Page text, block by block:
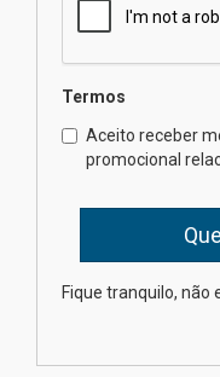
Termos
Aceito receber
promocional
Fique tranquilo, não